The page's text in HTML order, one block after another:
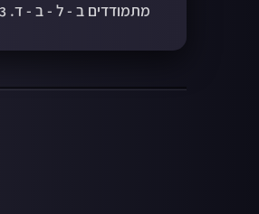
מתמודדים ב - ל - ב - ד. 13...